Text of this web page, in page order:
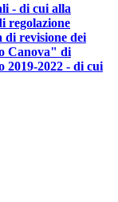
- di cui alla
regolazione
di revisione dei
Canova" di
2019-2022 - di cui